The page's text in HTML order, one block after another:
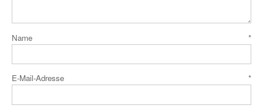
Name *
E-Mail-Adresse *